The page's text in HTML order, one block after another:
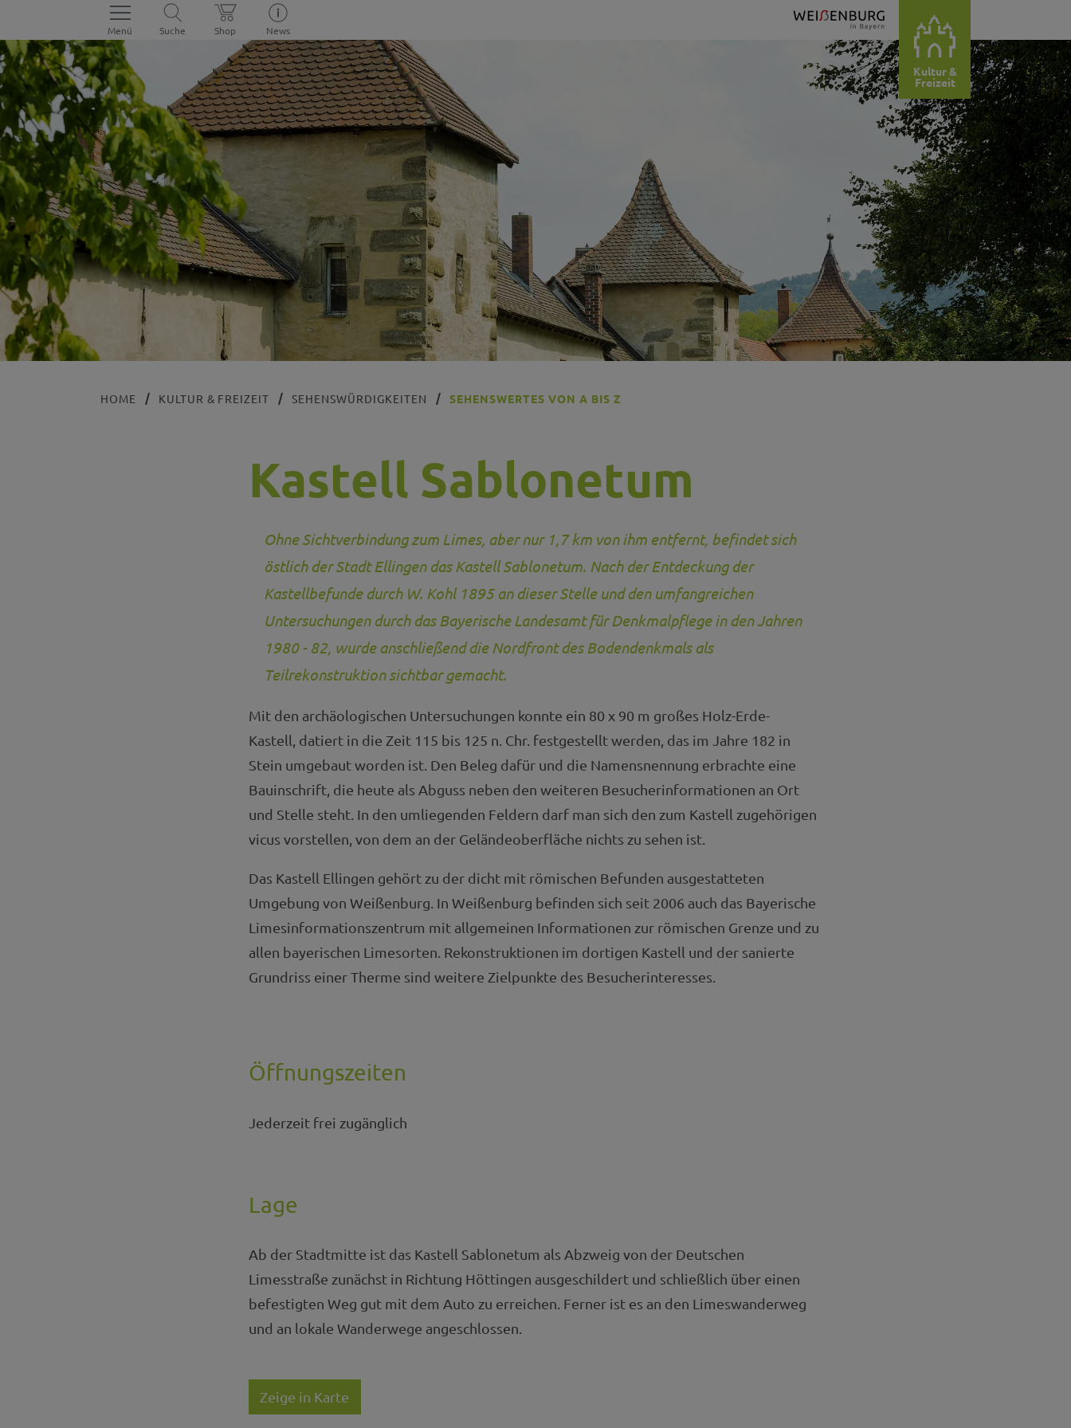
Menü Suche Shop News
Kultur &
Freizeit
HOME KULTUR & FREIZEIT SEHENSWÜRDIGKEITEN SEHENSWERTES VON A BIS Z
Kastell Sablonetum
Ohne Sichtverbindung zum Limes, aber nur 1,7 km von ihm entfernt, befindet sich
östlich der Stadt Ellingen das Kastell Sablonetum. Nach der Entdeckung der
Kastellbefunde durch W. Kohl 1895 an dieser Stelle und den umfangreichen
Untersuchungen durch das Bayerische Landesamt für Denkmalpflege in den Jahren
1980 - 82, wurde anschließend die Nordfront des Bodendenkmals als
Teilrekonstruktion sichtbar gemacht.
Mit den archäologischen Untersuchungen konnte ein 80 x 90 m großes Holz-Erde-
Kastell, datiert in die Zeit 115 bis 125 n. Chr. festgestellt werden, das im Jahre 182 in
Stein umgebaut worden ist. Den Beleg dafür und die Namensnennung erbrachte eine
Bauinschrift, die heute als Abguss neben den weiteren Besucherinformationen an Ort
und Stelle steht. In den umliegenden Feldern darf man sich den zum Kastell zugehörigen
vicus vorstellen, von dem an der Geländeoberfläche nichts zu sehen ist.
Das Kastell Ellingen gehört zu der dicht mit römischen Befunden ausgestatteten
Umgebung von Weißenburg. In Weißenburg befinden sich seit 2006 auch das Bayerische
Limesinformationszentrum mit allgemeinen Informationen zur römischen Grenze und zu
allen bayerischen Limesorten. Rekonstruktionen im dortigen Kastell und der sanierte
Grundriss einer Therme sind weitere Zielpunkte des Besucherinteresses.
Öffnungszeiten
Jederzeit frei zugänglich
Lage
Ab der Stadtmitte ist das Kastell Sablonetum als Abzweig von der Deutschen
Limesstraße zunächst in Richtung Höttingen ausgeschildert und schließlich über einen
befestigten Weg gut mit dem Auto zu erreichen. Ferner ist es an den Limeswanderweg
und an lokale Wanderwege angeschlossen.
Zeige in Karte